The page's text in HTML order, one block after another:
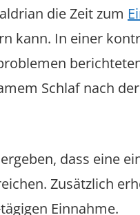
die Zeit zum
kann. In einer
Schlaf nach
dass eine
Zusätzlich
Einnahme.